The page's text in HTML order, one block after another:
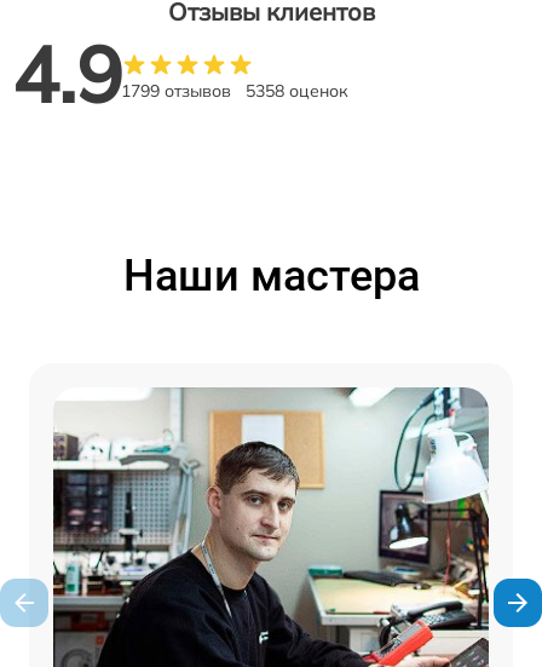
Отзывы клиентов
4.91799 отзывов 5358 оценок
Наши мастера